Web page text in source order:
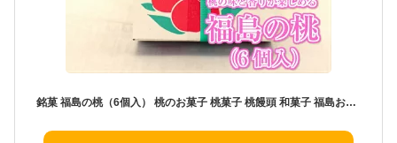
銘菓 福島の桃（6個入） 桃のお菓子 桃菓子 桃饅頭 和菓子 福島お土産 ももまんじゅう ふくしま 桃 もも 白桃 ふくしま 手土産 みやげ お土産 郡山銘販 マザッセコラッセ ふくしまプライド 旬食福来 まざっせこらっせ